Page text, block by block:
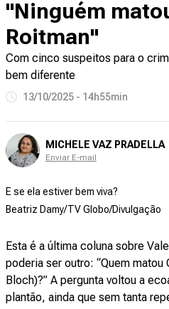
"Ninguém
Roitman"
Com cinco suspeitos para o
bem diferente
13/10/2025 - 14h55min
MICHELE VAZ PRADELLA
Enviar E-mail
E se ela estiver bem viva?
Beatriz Damy/TV Globo/Divulgação
Esta é a última coluna sobre
poderia ser outro: “Quem matou
Bloch)?” A pergunta voltou a
plantão, ainda que sem tanta